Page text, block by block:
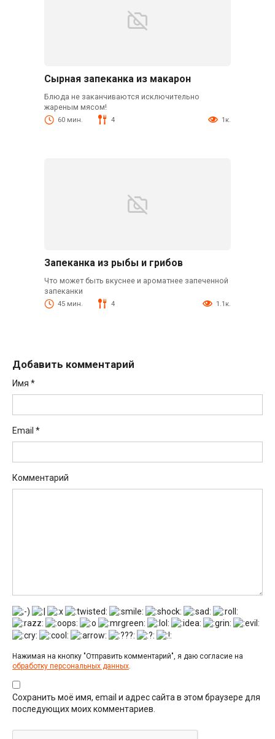
Сырная запеканка из макарон
Блюда не заканчиваются исключительно
жареным мясом!
60 мин. 4 1к.
Запеканка из рыбы и грибов
Что может быть вкуснее и ароматнее запеченной
запеканки
45 мин. 4 1.1к.
Добавить комментарий
Имя *
Email *
Комментарий
Нажимая на кнопку "Отправить комментарий", я даю согласие на
обработку персональных данных.
Сохранить моё имя, email и адрес сайта в этом браузере для
последующих моих комментариев.